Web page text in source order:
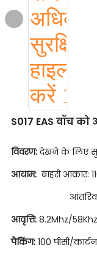
S017 EAS वॉच
विवरण:देखने के लिए
आयाम: बाहरी
आंतरिक
आवृत्ति: 8.2Mhz/
पैकिंग: 100 पीसी/